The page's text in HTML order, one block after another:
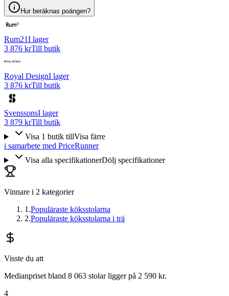
Hur beräknas poängen?
Rum21I lager
3 876 krTill butik
Royal DesignI lager
3 876 krTill butik
SvenssonsI lager
3 879 krTill butik
Visa 1 butik tillVisa färre
i samarbete med PriceRunner
Visa alla specifikationerDölj specifikationer
Vinnare i 2 kategorier
1 .Populäraste köksstolarna
2.Populäraste köksstolarna i trä
Visste du att
Medianpriset bland 8 063 stolar ligger på 2 590 kr.
4